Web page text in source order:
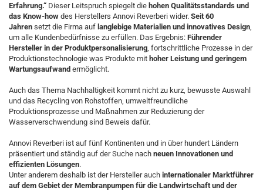
Erfahrung.“ Dieser Leitspruch spiegelt die hohen Qualitätsstandards und
das Know-how des Herstellers Annovi Reverberi wider. Seit 60
Jahren setzt die Firma auf langlebige Materialien und innovatives Design,
um alle Kundenbedürfnisse zu erfüllen. Das Ergebnis: Führender
Hersteller in der Produktpersonalisierung, fortschrittliche Prozesse in der
Produktionstechnologie was Produkte mit hoher Leistung und geringem
Wartungsaufwand ermöglicht.
Auch das Thema Nachhaltigkeit kommt nicht zu kurz, bewusste Auswahl
und das Recycling von Rohstoffen, umweltfreundliche
Produktionsprozesse und Maßnahmen zur Reduzierung der
Wasserverschwendung sind Beweis dafür.
Annovi Reverberi ist auf fünf Kontinenten und in über hundert Ländern
präsentiert und ständig auf der Suche nach neuen Innovationen und
effizienten Lösungen.
Unter anderem deshalb ist der Hersteller auch internationaler Marktführer
auf dem Gebiet der Membranpumpen für die Landwirtschaft und der